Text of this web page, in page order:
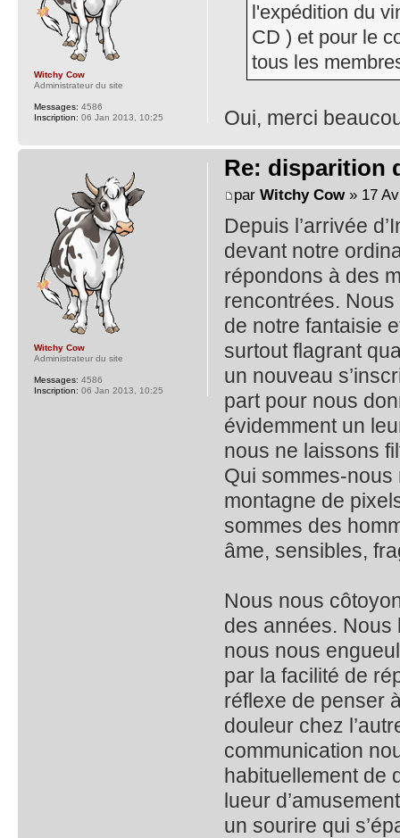
l'expédition du
CD ) et pour le
tous les
Oui, merci
Witchy Cow
Administrateur du site
Messages: 4586
Inscription: 06 Jan 2013, 10:25
Re: disparition
par Witchy Cow» 17
Depuis l’arrivée
devant notre
répondons à des
rencontrées.
de notre fantaisie
surtout flagrant
un nouveau
part pour nous
évidemment un
nous ne laissons
Qui sommes-
montagne de
sommes des
âme, sensibles,
Nous nous
des années. Nous
nous nous
par la facilité de
réflexe de penser
douleur chez
communication
habituellement de
lueur
un sourire qui
Witchy Cow
Administrateur du site
Messages: 4586
Inscription: 06 Jan 2013, 10:25